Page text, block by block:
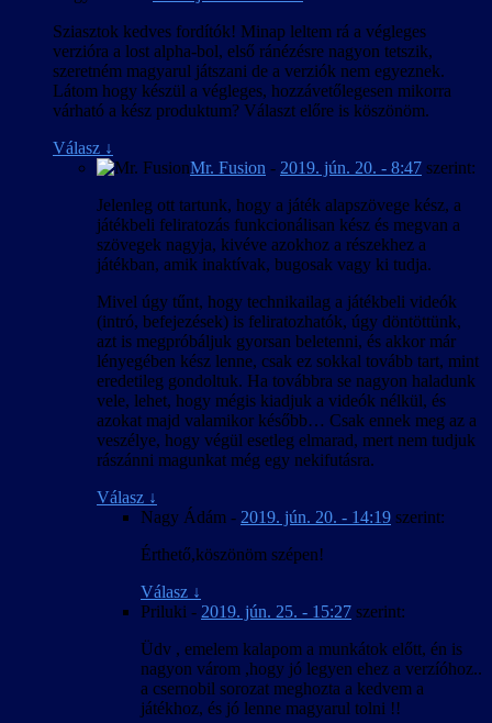
Sziasztok kedves fordítók! Minap leltem rá a végleges
verzióra a lost alpha-bol, első ránézésre nagyon tetszik,
szeretném magyarul játszani de a verziók nem egyeznek.
Látom hogy készül a végleges, hozzávetőlegesen mikorra
várható a kész produktum? Választ előre is köszönöm.
Válasz ↓
Mr. Fusion - 2019. jún. 20. - 8:47 szerint:
Jelenleg ott tartunk, hogy a játék alapszövege kész, a
játékbeli feliratozás funkcionálisan kész és megvan a
szövegek nagyja, kivéve azokhoz a részekhez a
játékban, amik inaktívak, bugosak vagy ki tudja.
Mivel úgy tűnt, hogy technikailag a játékbeli videók
(intró, befejezések) is feliratozhatók, úgy döntöttünk,
azt is megpróbáljuk gyorsan beletenni, és akkor már
lényegében kész lenne, csak ez sokkal tovább tart, mint
eredetileg gondoltuk. Ha továbbra se nagyon haladunk
vele, lehet, hogy mégis kiadjuk a videók nélkül, és
azokat majd valamikor később… Csak ennek meg az a
veszélye, hogy végül esetleg elmarad, mert nem tudjuk
rászánni magunkat még egy nekifutásra.
Válasz ↓
Nagy Ádám - 2019. jún. 20. - 14:19 szerint:
Érthető,köszönöm szépen!
Válasz ↓
Priluki - 2019. jún. 25. - 15:27 szerint:
Üdv , emelem kalapom a munkátok előtt, én is
nagyon várom ,hogy jó legyen ehez a verzíóhoz..
a csernobil sorozat meghozta a kedvem a
játékhoz, és jó lenne magyarul tolni !!